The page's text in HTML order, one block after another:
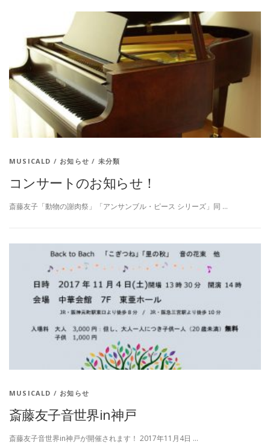
MUSICALD / お知らせ / 未分類
コンサートのお知らせ！
斎藤友子「動物の謝肉祭」「アンサンブル・ピース シリーズ」同 …
MUSICALD / お知らせ
斎藤友子音世界in神戸
斎藤友子音世界in神戸が開催されます！ 2017年11月4日 …